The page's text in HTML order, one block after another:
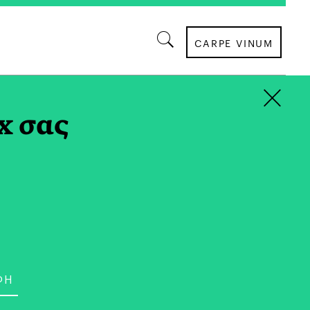
CARPE VINUM
–της προσωπικής ανάπτυξης– και την
εκπαιδευτικό δράμα του εργαστηρίου
σας
×